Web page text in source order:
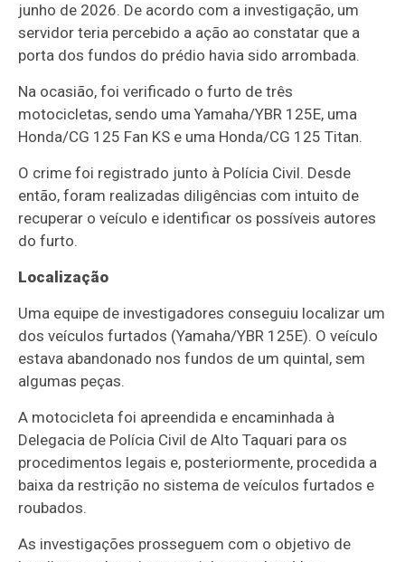
junho de 2026. De acordo com a investigação, um
servidor teria percebido a ação ao constatar que a
porta dos fundos do prédio havia sido arrombada.
Na ocasião, foi verificado o furto de três
motocicletas, sendo uma Yamaha/YBR 125E, uma
Honda/CG 125 Fan KS e uma Honda/CG 125 Titan.
O crime foi registrado junto à Polícia Civil. Desde
então, foram realizadas diligências com intuito de
recuperar o veículo e identificar os possíveis autores
do furto.
Localização
Uma equipe de investigadores conseguiu localizar um
dos veículos furtados (Yamaha/YBR 125E). O veículo
estava abandonado nos fundos de um quintal, sem
algumas peças.
A motocicleta foi apreendida e encaminhada à
Delegacia de Polícia Civil de Alto Taquari para os
procedimentos legais e, posteriormente, procedida a
baixa da restrição no sistema de veículos furtados e
roubados.
As investigações prosseguem com o objetivo de